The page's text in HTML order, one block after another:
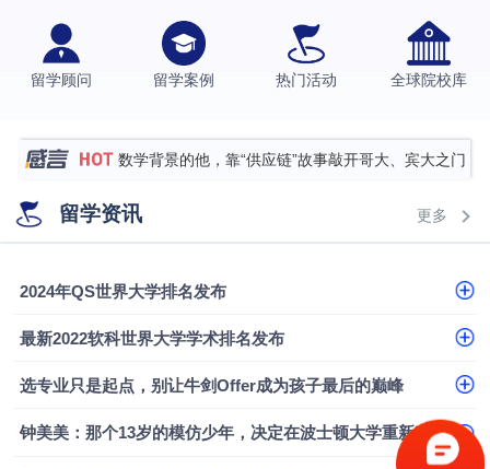
留学顾问 留学案例 热门活动 全球院校库
伯明翰大学数字媒体与创意产业硕士录取案例
西南财经大学投资学背景，成功斩获英国名校多份
硕士录取
数学背景的他，靠“供应链”故事敲开哥大、宾大之门
专科逆袭伦敦大学学院UCL录取案例解析
香港浸会大学伦理与公共事务硕士录取
留学资讯 更多
2024年QS世界大学排名发布
最新2022软科世界大学学术排名发布
选专业只是起点，别让牛剑Offer成为孩子最后的巅峰
钟美美：那个13岁的模仿少年，决定在波士顿大学重新定义自己